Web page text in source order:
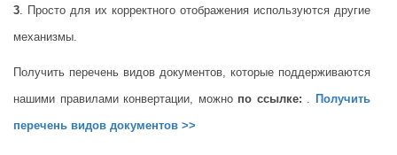
3. Просто для их корректного отображения используются другие
механизмы.
Получить перечень видов документов, которые поддерживаются
нашими правилами конвертации, можно по ссылке: . Получить
перечень видов документов >>